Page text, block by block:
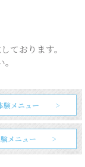
ております。
験メニュー
メニュー